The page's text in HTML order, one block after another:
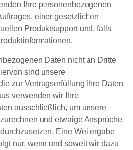
Ihre personenbezogenen
einer gesetzlichen
Produktsupport und, falls
Daten nicht an Dritte
sind unsere
zur Vertragserfüllung Ihre Daten
verwenden wir Ihre
ausschließlich, um unsere
und etwaige Ansprüche
Eine Weitergabe
nur, wenn und soweit wir dazu